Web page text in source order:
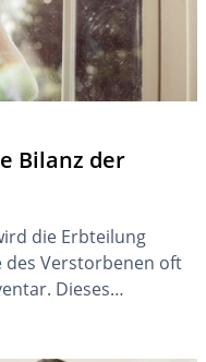
Bilanz der
die Erbteilung
des Verstorbenen oft
Dieses
der Erbmasse und